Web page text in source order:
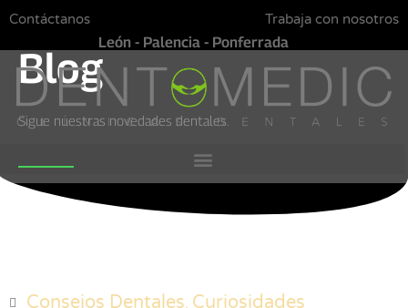
Contáctanos Trabaja con nosotros
León - Palencia - Ponferrada
Blog
Sigue nuestras novedades dentales.
Consejos Dentales, Curiosidades